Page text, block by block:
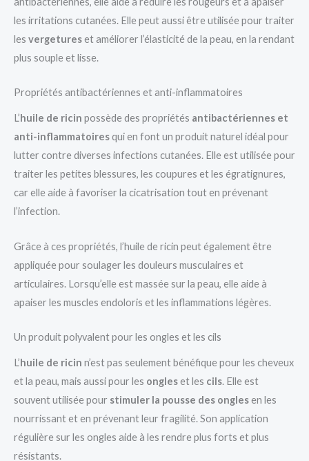
les irritations cutanées. Elle peut aussi être utilisée pour traiter
les vergetureset améliorer l’élasticité de la peau, en la rendant
plus souple et lisse.
Propriétés antibactériennes et anti-inflammatoires
L’huile de ricin possède des propriétés antibactériennes et
anti-inflammatoiresqui en font un produit naturel idéal pour
lutter contre diverses infections cutanées. Elle est utilisée pour
traiter les petites blessures, les coupures et les égratignures,
car elle aide à favoriser la cicatrisation tout en prévenant
l’infection.
Grâce à ces propriétés, l’huile de ricin peut également être
appliquée pour soulager les douleurs musculaires et
articulaires. Lorsqu’elle est massée sur la peau, elle aide à
apaiser les muscles endoloris et les inflammations légères.
Un produit polyvalent pour les ongles et les cils
L’huile de ricin n’est pas seulement bénéfique pour les cheveux
et la peau, mais aussi pour les ongleset les cils. Elle est
souvent utilisée pour stimuler la pousse des onglesen les
nourrissant et en prévenant leur fragilité. Son application
régulière sur les ongles aide à les rendre plus forts et plus
résistants.